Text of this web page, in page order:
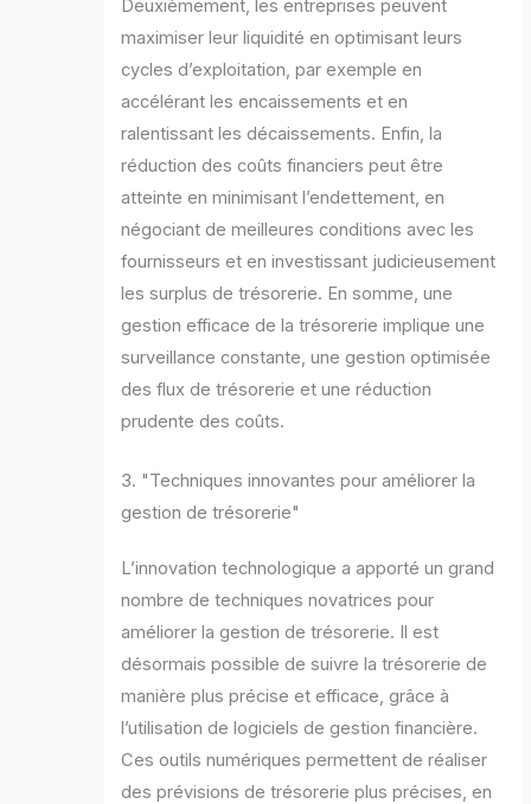
Deuxièmement, les entreprises peuvent
maximiser leur liquidité en optimisant leurs
cycles d’exploitation, par exemple en
accélérant les encaissements et en
ralentissant les décaissements. Enfin, la
réduction des coûts financiers peut être
atteinte en minimisant l’endettement, en
négociant de meilleures conditions avec les
fournisseurs et en investissant judicieusement
les surplus de trésorerie. En somme, une
gestion efficace de la trésorerie implique une
surveillance constante, une gestion optimisée
des flux de trésorerie et une réduction
prudente des coûts.
3. "Techniques innovantes pour améliorer la
gestion de trésorerie"
L’innovation technologique a apporté un grand
nombre de techniques novatrices pour
améliorer la gestion de trésorerie. Il est
désormais possible de suivre la trésorerie de
manière plus précise et efficace, grâce à
l’utilisation de logiciels de gestion financière.
Ces outils numériques permettent de réaliser
des prévisions de trésorerie plus précises, en